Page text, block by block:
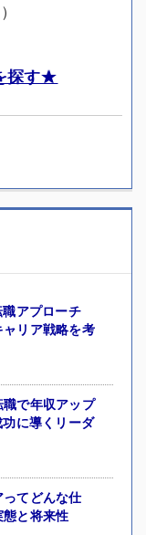
探す★
職アプローチ
リア戦略を考
で年収アップ
に導くリーダ
てどんな仕
と将来性